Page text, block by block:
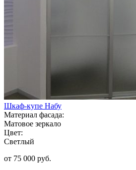
Шкаф-купе Набу
Материал фасада:
Матовое зеркало
Цвет:
Светлый
от 75 000 руб.